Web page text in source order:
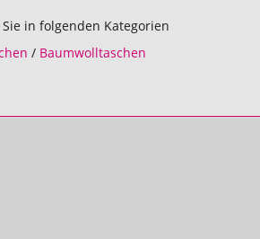
in folgenden Kategorien
/ Baumwolltaschen